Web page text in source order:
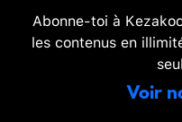
Abonne-toi à
les contenus en
Voir